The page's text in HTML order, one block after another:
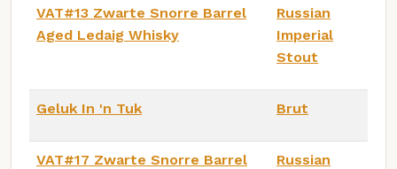
VAT#13 Zwarte Snorre Barrel
Aged Ledaig Whisky
Russian
Imperial
Stout
Geluk In 'n Tuk Brut
VAT#17 Zwarte Snorre Barrel
Russian